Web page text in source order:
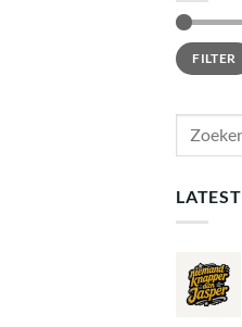
Min.
prijs
Max.
prijsFILTER
Zoeken
LATEST